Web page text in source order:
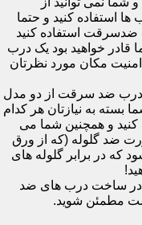
استفاده کنید و حتما
استفاده کنید
خواهید بود یک درب
مکان مورد نظرتان
درب ضد سرقت از دو مدل
به نیازتان هر کدام
کنید و همچنین شما می
ضد گلوله (که از ورق
که در برابر گلوله های
در ساخت درب های ضد
مطمئن شوید.